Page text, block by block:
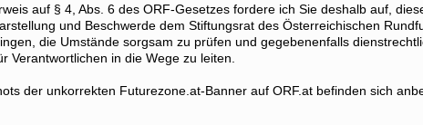
auf § 4, Abs. 6 des ORF-Gesetzes fordere ich Sie deshalb auf,
und Beschwerde dem Stiftungsrat des Österreichischen
die Umstände sorgsam zu prüfen und gegebenenfalls
Verantwortlichen in die Wege zu leiten.
der unkorrekten Futurezone.at-Banner auf ORF.at befinden sich